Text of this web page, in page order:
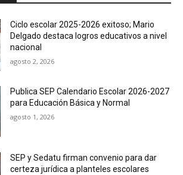
Ciclo escolar 2025-2026 exitoso; Mario
Delgado destaca logros educativos a nivel
nacional
agosto 2, 2026
Publica SEP Calendario Escolar 2026-2027
para Educación Básica y Normal
agosto 1, 2026
SEP y Sedatu firman convenio para dar
certeza jurídica a planteles escolares